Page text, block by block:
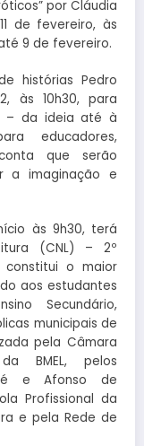
por Cláudia
de fevereiro, às
9 de fevereiro.
histórias Pedro
às 10h30, para
– da ideia até à
educadores,
que serão
a imaginação e
às 9h30, terá
(CNL) – 2º
constitui o maior
aos estudantes
Secundário,
municipais de
pela Câmara
BMEL, pelos
e Afonso de
Profissional da
e pela Rede de